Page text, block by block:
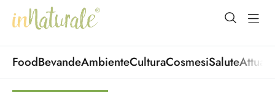
open
FoodBevandeAmbienteCulturaCosmesiSalute